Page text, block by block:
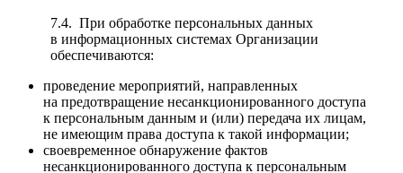
7.4. При обработке персональных данных
в информационных системах Организации
обеспечиваются:
проведение мероприятий, направленных
на предотвращение несанкционированного доступа
к персональным данным и (или) передача их лицам,
не имеющим права доступа к такой информации;
своевременное обнаружение фактов
несанкционированного доступа к персональным